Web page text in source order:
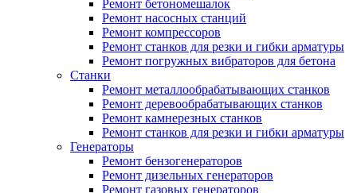
Ремонт бетономешалок
Ремонт насосных станций
Ремонт компрессоров
Ремонт станков для резки и гибки арматуры
Ремонт погружных вибраторов для бетона
Станки
Ремонт металлообрабатывающих станков
Ремонт деревообрабатывающих станков
Ремонт камнерезных станков
Ремонт станков для резки и гибки арматуры
Генераторы
Ремонт бензогенераторов
Ремонт дизельных генераторов
Ремонт газовых генераторов